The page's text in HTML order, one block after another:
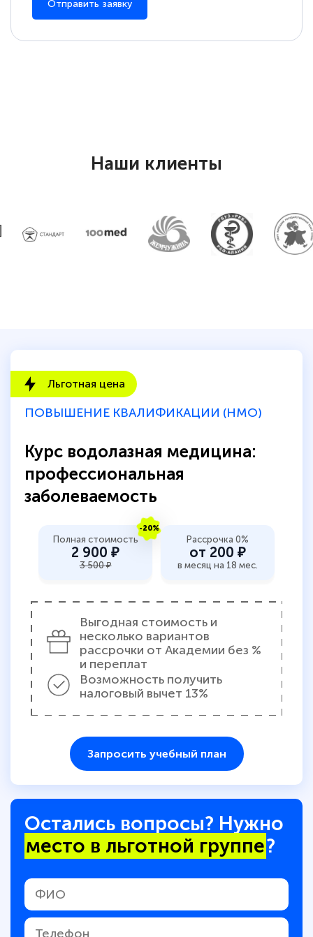
Отправить заявку
Наши клиенты
Льготная цена
ПОВЫШЕНИЕ КВАЛИФИКАЦИИ (НМО)
Курс водолазная медицина:
профессиональная
заболеваемость
-20%
Полная стоимость
2 900 ₽
3 500 ₽
Рассрочка 0%
от 200 ₽
в месяц на 18 мес.
Выгодная стоимость и
несколько вариантов
рассрочки от Академии без %
и переплат
Возможность получить
налоговый вычет 13%
Запросить учебный план
Остались вопросы? Нужно
место в льготной группе?